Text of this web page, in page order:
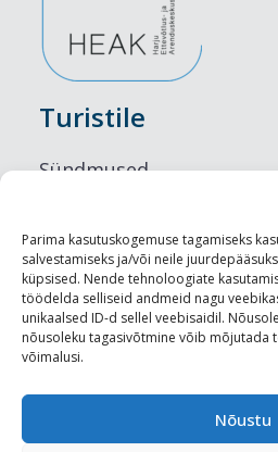
Parima kasutuskogemuse tagamiseks
salvestamiseks ja/või neile
küpsised. Nende tehnoloogiate
töödelda selliseid andmeid nagu
unikaalsed ID-d sellel veebisaidil.
nõusoleku tagasivõtmine võib mõjutada
võimalusi.
Nõustu
Turistile
Sündmused
Maitseelamused
Vaatamisväärsused
Visit Tallinn